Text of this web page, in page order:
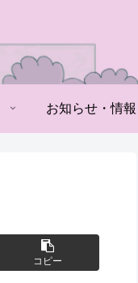
お知らせ・情報
コピー